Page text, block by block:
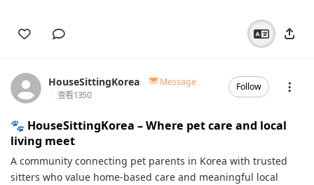
HouseSittingKorea
Message
查看1350
Follow
🐾 HouseSittingKorea – Where pet care and local
living meet
A community connecting pet parents in Korea with trusted
sitters who value home-based care and meaningful local